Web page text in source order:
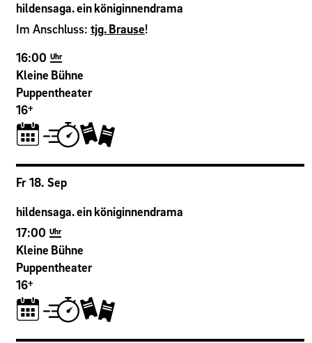
hildensaga. ein königinnendrama
Im Anschluss: tjg. Brause!
16:00 Uhr
16+
Kleine Bühne
Puppentheater
Fr 18. Sep
hildensaga. ein königinnendrama
17:00 Uhr
16+
Kleine Bühne
Puppentheater